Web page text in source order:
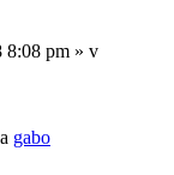
8:08 pm » v
gabo